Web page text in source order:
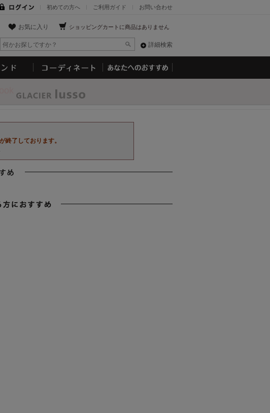
お問い合わせ
ご利用ガイド
初めての方へ
ショッピングカートに商品はありません
お気に入り
詳細検索
終了しております。